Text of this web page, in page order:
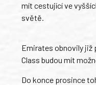
mít cestující ve
světě.
Emirates obnovily již
Class budou mít
Do konce prosince